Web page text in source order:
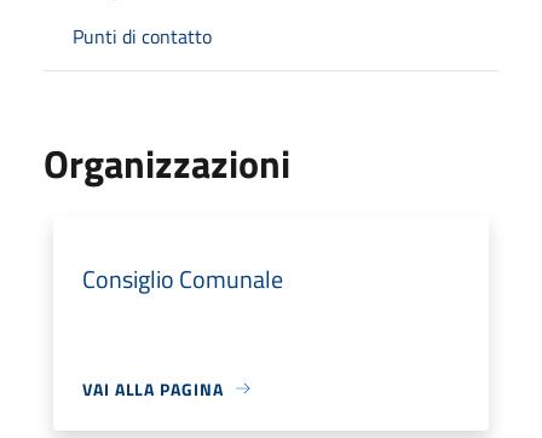
Punti di contatto
Organizzazioni
Consiglio Comunale
VAI ALLA PAGINA